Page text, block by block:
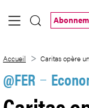
Saut au contenu
Accueil Caritas opère
@FER